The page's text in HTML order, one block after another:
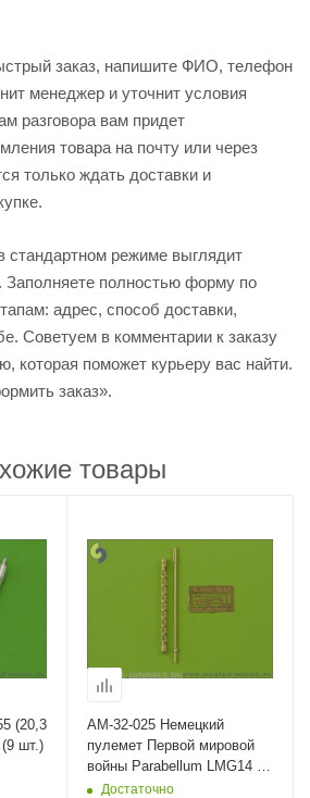
заказ, напишите ФИО, телефон
менеджер и уточнит условия
разговора вам придет
товара на почту или через
только ждать доставки и
стандартном режиме выглядит
полностью форму по
адрес, способ доставки,
Советуем в комментарии к заказу
которая поможет курьеру вас найти.
заказ».
товары
(20,3
шт.)
AM-32-025 Немецкий
пулемет Первой мировой
войны Parabellum LMG14 /
17 (1шт) MASTER
Достаточно